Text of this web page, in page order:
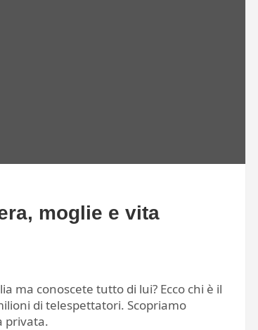
moglie e vita
ma conoscete tutto di lui? Ecco chi è il
di telespettatori. Scopriamo
privata.